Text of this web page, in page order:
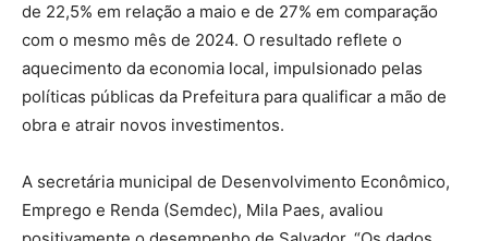
de 22,5% em relação a maio e de 27% em comparação
com o mesmo mês de 2024. O resultado reflete o
aquecimento da economia local, impulsionado pelas
políticas públicas da Prefeitura para qualificar a mão de
obra e atrair novos investimentos.
A secretária municipal de Desenvolvimento Econômico,
Emprego e Renda (Semdec), Mila Paes, avaliou